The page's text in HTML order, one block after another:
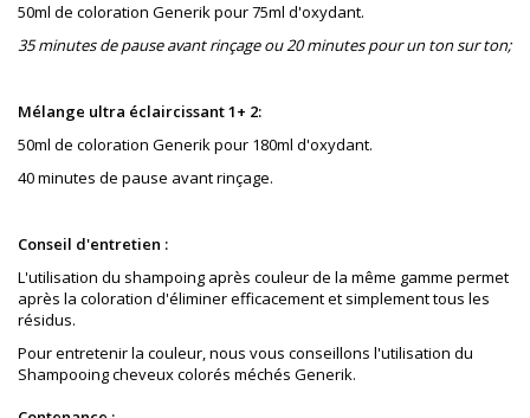
50ml de coloration Generik pour 75ml d'oxydant.
35 minutes de pause avant rinçage ou 20 minutes pour un ton sur ton;
Mélange ultra éclaircissant 1+ 2:
50ml de coloration Generik pour 180ml d'oxydant.
40 minutes de pause avant rinçage.
Conseil d'entretien :
L'utilisation du shampoing après couleur de la même gamme permet
après la coloration d'éliminerefficacementet simplement tous les
résidus.
Pour entretenir la couleur, nous vous conseillons l'utilisation du
Shampooing cheveux colorés méchés Generik.